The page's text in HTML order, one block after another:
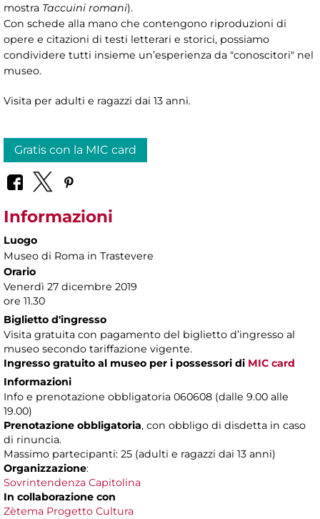
mostra Taccuini romani).
Con schede alla mano che contengono riproduzioni di
opere e citazioni di testi letterari e storici, possiamo
condividere tutti insieme un’esperienza da "conoscitori" nel
museo.
Visita per adulti e ragazzi dai 13 anni.
Gratis con la MIC card
Informazioni
Luogo
Museo di Roma in Trastevere
Orario
Venerdì 27 dicembre 2019
ore 11.30
Biglietto d'ingresso
Visita gratuita con pagamento del biglietto d’ingresso al
museo secondo tariffazione vigente.
Ingresso gratuito al museo per i possessori di MIC card
Informazioni
Info e prenotazione obbligatoria 060608 (dalle 9.00 alle
19.00)
Prenotazione obbligatoria, con obbligo di disdetta in caso
di rinuncia.
Massimo partecipanti: 25 (adulti e ragazzi dai 13 anni)
Organizzazione:
Sovrintendenza Capitolina
In collaborazione con
Zètema Progetto Cultura